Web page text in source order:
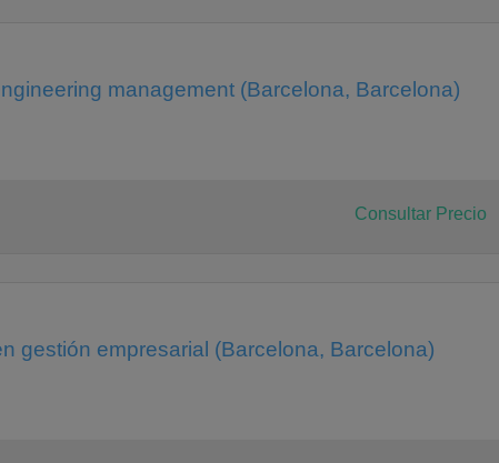
management (Barcelona, Barcelona)
Consultar Precio
gestión empresarial (Barcelona, Barcelona)